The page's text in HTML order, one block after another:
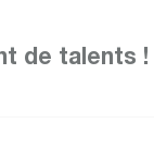
de talents !